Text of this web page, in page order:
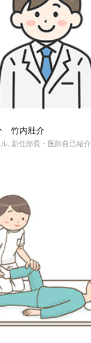
竹内壯介
, 新任部長・医師自己紹介